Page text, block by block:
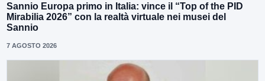
Sannio Europa primo in Italia: vince il “Top of the PID
Mirabilia 2026” con la realtà virtuale nei musei del
Sannio
7 AGOSTO 2026